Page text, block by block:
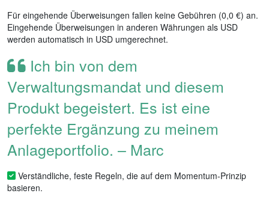
Für eingehende Überweisungen fallen keine Gebühren (0,0 €) an.
Eingehende Überweisungen in anderen Währungen als USD
werden automatisch in USD umgerechnet.
Ich bin von dem
Verwaltungsmandat und diesem
Produkt begeistert. Es ist eine
perfekte Ergänzung zu meinem
Anlageportfolio. – Marc
Verständliche, feste Regeln, die auf dem Momentum-Prinzip
basieren.